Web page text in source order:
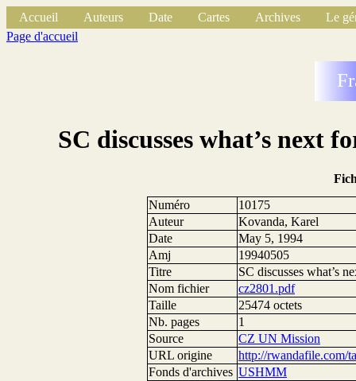
Accueil Auteurs Date Cartes Archives
Le
Page d'accueil
SC discusses what’s next
Numéro
10175
Auteur
Kovanda, Karel
Date
May 5, 1994
Amj
19940505
Titre
SC discusses what’s
Nom fichier
cz2801.pdf
Taille
25474 octets
Nb. pages
1
Source
CZ UN Mission
URL origine
http://rwandafile.com/
Fonds d'archives USHMM